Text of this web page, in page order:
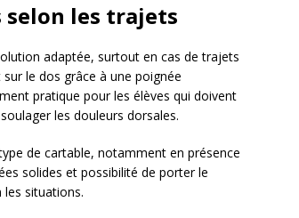
les trajets
adaptée, surtout en cas de trajets
le dos grâce à une poignée
pratique pour les élèves qui doivent
les douleurs dorsales.
de cartable, notamment en présence
solides et possibilité de porter le
les situations.